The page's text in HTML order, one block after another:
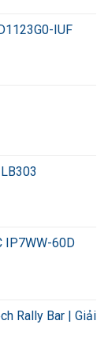
nhất.
thích với hầu
IUF
IP7WW-60D
Rally Bar | Giải